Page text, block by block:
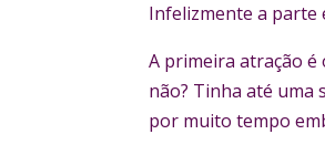
Infelizmente a parte
A primeira atração é
não? Tinha até uma
por muito tempo